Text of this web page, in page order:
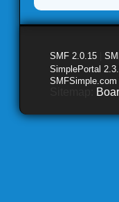
SMF 2.0.15
SimplePortal